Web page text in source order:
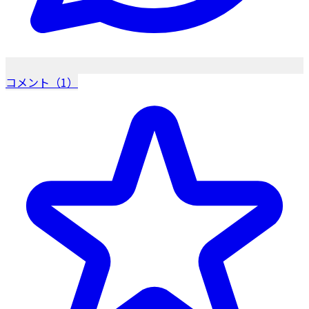
コメント（1）